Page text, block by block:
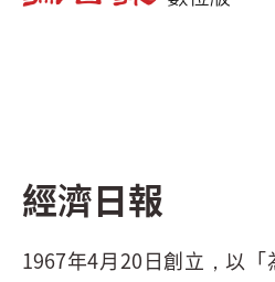
經濟日報
1967年4月20日創立，以